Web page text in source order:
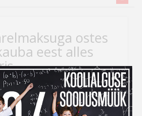
ostes
eest alles
tellimiseks peaks raha nappima,
abiga saad soovitud kauba
maksma hakkad alles